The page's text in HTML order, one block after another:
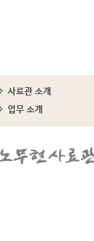
사료관 소개
업무 소개